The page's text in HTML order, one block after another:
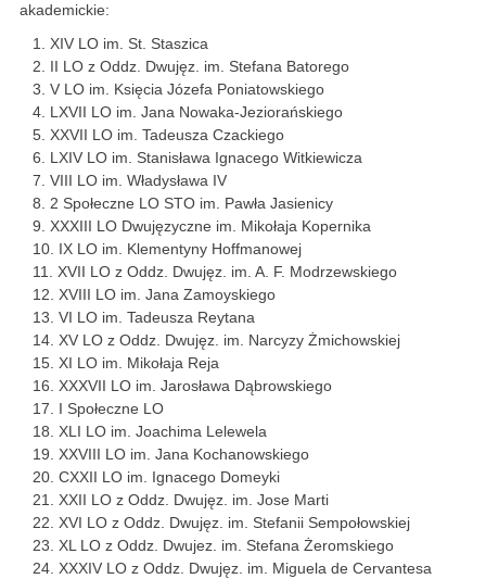
akademickie:
XIV LO im. St. Staszica
II LO z Oddz. Dwujęz. im. Stefana Batorego
V LO im. Księcia Józefa Poniatowskiego
LXVII LO im. Jana Nowaka-Jeziorańskiego
XXVII LO im. Tadeusza Czackiego
LXIV LO im. Stanisława Ignacego Witkiewicza
VIII LO im. Władysława IV
2 Społeczne LO STO im. Pawła Jasienicy
XXXIII LO Dwujęzyczne im. Mikołaja Kopernika
IX LO im. Klementyny Hoffmanowej
XVII LO z Oddz. Dwujęz. im. A. F. Modrzewskiego
XVIII LO im. Jana Zamoyskiego
VI LO im. Tadeusza Reytana
XV LO z Oddz. Dwujęz. im. Narcyzy Żmichowskiej
XI LO im. Mikołaja Reja
XXXVII LO im. Jarosława Dąbrowskiego
I Społeczne LO
XLI LO im. Joachima Lelewela
XXVIII LO im. Jana Kochanowskiego
CXXII LO im. Ignacego Domeyki
XXII LO z Oddz. Dwujęz. im. Jose Marti
XVI LO z Oddz. Dwujęz. im. Stefanii Sempołowskiej
XL LO z Oddz. Dwujez. im. Stefana Żeromskiego
XXXIV LO z Oddz. Dwujęz. im. Miguela de Cervantesa